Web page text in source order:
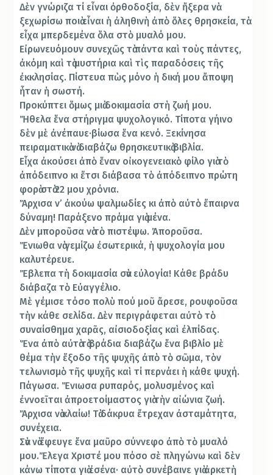
Δὲν γνώριζα τί εἶναι ὀρθοδοξία, δὲν ἤξερα νὰ
ξεχωρίσω ποιὰ εἶναι ἡ ἀληθινὴ ἀπὸ ὅλες θρησκεία, τὰ
εἶχα μπερδεμένα ὅλα στὸ μυαλό μου.
Εἰρωνευόμουν συνεχῶς τὰ πάντα καὶ τοὺς πάντες,
ἀκόμη καὶ τὰ μυστήρια καὶ τὶς παραδόσεις τῆς
ἐκκλησίας. Πίστευα πὼς μόνο ἡ δική μου ἄποψη
ἦταν ἡ σωστή.
Προκύπτει ὅμως μιὰ δοκιμασία στὴ ζωή μου.
Ἤθελα ἕνα στήριγμα ψυχολογικό. Τίποτα γήινο
δὲν μὲ ἀνέπαυε·βίωσα ἕνα κενό. Ξεκίνησα
πειραματικὰ νὰ διαβάζω θρησκευτικὰ βιβλία.
Εἶχα ἀκούσει ἀπὸ ἕναν οἰκογενειακὸ φίλο γιὰ τὸ
ἀπόδειπνο κι ἔτσι διάβασα τὸ ἀπόδειπνο πρώτη
φορὰ στὰ 22 μου χρόνια.
Ἄρχισα ν’ ἀκούω ψαλμωδίες κι ἀπὸ αὐτὸ ἔπαιρνα
δύναμη! Παράξενο πράμα γιὰ μένα.
Δὲν μποροῦσα νὰ τὸ πιστέψω. Ἀποροῦσα.
Ἔνιωθα νὰ γεμίζω ἐσωτερικά, ἡ ψυχολογία μου
καλυτέρευε.
Ἔβλεπα τὴ δοκιμασία σὰν εὐλογία! Κάθε βράδυ
διάβαζα τὸ Εὐαγγέλιο.
Μὲ γέμισε τόσο πολὺ πού μοῦ ἄρεσε, ρουφοῦσα
τὴν κάθε σελίδα. Δὲν περιγράφεται αὐτὸ τὸ
συναίσθημα χαρᾶς, αἰσιοδοξίας καὶ ἐλπίδας.
Ἕνα ἀπὸ αὐτὰ τὰ βράδια διαβάζω ἕνα βιβλίο μὲ
θέμα τὴν ἔξοδο τῆς ψυχῆς ἀπὸ τὸ σῶμα, τὸν
τελωνισμὸ τῆς ψυχῆς καὶ τί περνάει ἡ κάθε ψυχή.
Πάγωσα. Ἔνιωσα ρυπαρός, μολυσμένος καὶ
ἐννοεῖται ἀπροετοίμαστος γιὰ τὴν αἰώνια ζωή.
Ἄρχισα νὰ κλαίω! Τὰ δάκρυα ἔτρεχαν ἀσταμάτητα,
συνέχεια.
Σὰν νὰ ἔφευγε ἕνα μαῦρο σύννεφο ἀπὸ τὸ μυαλό
μου.Ἔλεγα Χριστέ μου πόσο σὲ πληγώνω καὶ δὲν
κάνω τίποτα γιὰ ἐσένα· αὐτὸ συνέβαινε γιὰ ἀρκετὴ